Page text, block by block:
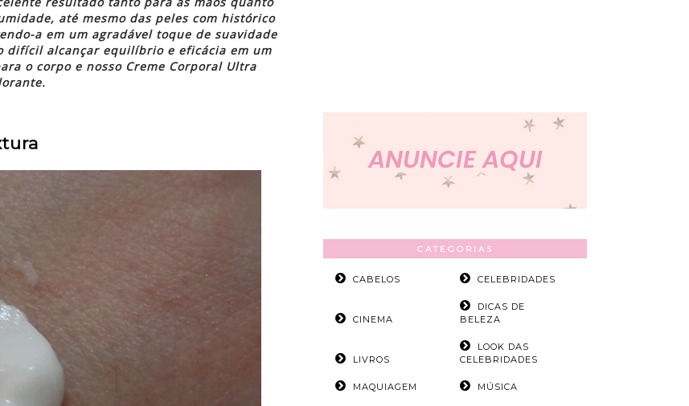
até mesmo das peles com histórico
a em um agradável toque de suavidade
difícil alcançar equilíbrio e eficácia em um
o corpo e nosso Creme Corporal Ultra
CATEGORIAS
CABELOS CELEBRIDADES
CINEMA
DICAS DE
BELEZA
LIVROS
LOOK DAS
CELEBRIDADES
MAQUIAGEM MÚSICA